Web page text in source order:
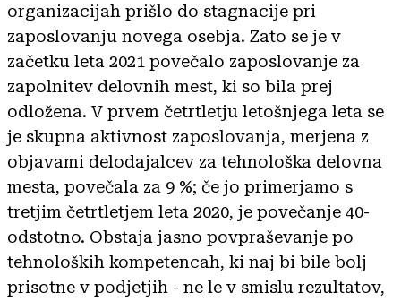
organizacijah prišlo do stagnacije pri
zaposlovanju novega osebja. Zato se je v
začetku leta 2021 povečalo zaposlovanje za
zapolnitev delovnih mest, ki so bila prej
odložena. V prvem četrtletju letošnjega leta se
je skupna aktivnost zaposlovanja, merjena z
objavami delodajalcev za tehnološka delovna
mesta, povečala za 9 %; če jo primerjamo s
tretjim četrtletjem leta 2020, je povečanje 40-
odstotno. Obstaja jasno povpraševanje po
tehnoloških kompetencah, ki naj bi bile bolj
prisotne v podjetjih - ne le v smislu rezultatov,